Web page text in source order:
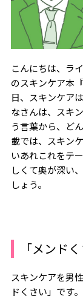
こんにちは、ラ
のスキンケア本
日、スキンケア
なさんは、スキ
う言葉から、ど
載では、スキン
いあれこれをテ
しくて奥が深い
しょう。
「メンド
スキンケアを男
ドくさい」です